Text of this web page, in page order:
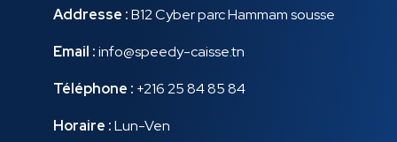
Addresse :B12 Cyber parc Hammam sousse
Email :info@speedy-caisse.tn
Téléphone : +216 25 84 85 84
Horaire :Lun-Ven